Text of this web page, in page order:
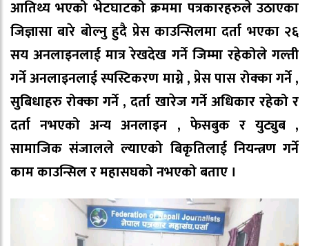
आतिथ्य भएको भेटघाटको क्रममा पत्रकारहरुले उठाएका
जिज्ञासा बारे बोल्नु हुदै प्रेस काउन्सिलमा दर्ता भएका २६
सय अनलाइनलाई मात्र रेखदेख गर्ने जिम्मा रहेकोले गल्ती
गर्ने अनलाइनलाई स्पस्टिकरण माग्ने , प्रेस पास रोक्का गर्ने ,
सुबिधाहरु रोक्का गर्ने , दर्ता खारेज गर्ने अधिकार रहेको र
दर्ता नभएको अन्य अनलाइन , फेसबुक र युट्युब ,
सामाजिक संजालले ल्याएको बिकृतिलाई नियन्त्रण गर्ने
काम काउन्सिल र महासघको नभएको बताए ।